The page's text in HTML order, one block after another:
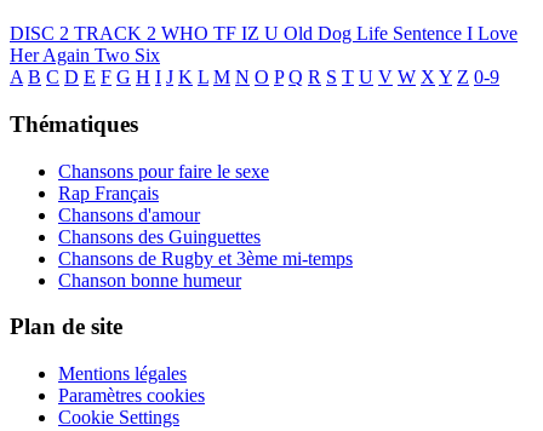
DISC 2 TRACK 2 WHO TF IZ U Old Dog Life Sentence I Love
Her Again Two Six
A B C D E F G H I J K L M N O P Q R S T U V W X Y Z 0-9
Thématiques
Chansons pour faire le sexe
Rap Français
Chansons d'amour
Chansons des Guinguettes
Chansons de Rugby et 3ème mi-temps
Chanson bonne humeur
Plan de site
Mentions légales
Paramètres cookies
Cookie Settings